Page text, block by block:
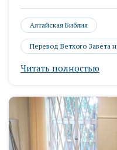
Алтайская Библия
Перевод Ветхого Завета
Читать полностью